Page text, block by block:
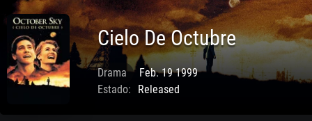
Cielo De Octubre
Drama
Feb. 19 1999
Estado:
Released